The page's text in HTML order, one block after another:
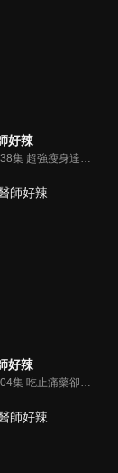
好辣
第638集 超強瘦身達人現身！！永不復胖瘦身法？！
好辣
第604集 吃止痛藥卻更痛？經痛、偏頭痛好失控！我的疼痛沒人懂？！